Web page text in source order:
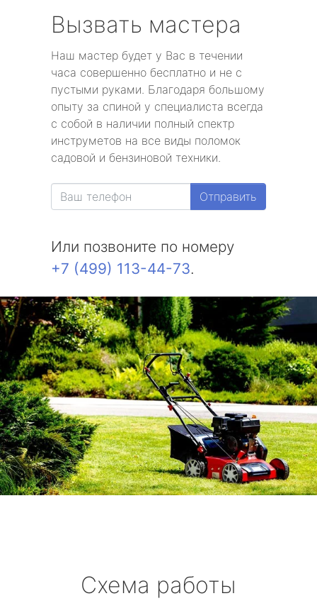
Вызвать мастера
Наш мастер будет у Вас в течении
часа совершенно бесплатно и не с
пустыми руками. Благодаря большому
опыту за спиной у специалиста всегда
с собой в наличии полный спектр
инструметов на все виды поломок
садовой и бензиновой техники.
Отправить
Или позвоните по номеру
+7 (499) 113-44-73.
Схема работы